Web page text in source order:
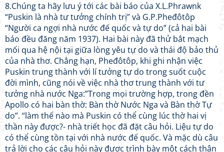
8.Chúng ta hãy lưu ý tới các bài báo của X.L.Phrawnk
“Puskin là nhà tư tưởng chính trị” và G.P.Pheđôtôp
“Người ca ngợi nhà nước đế quốc và tự do” (cả hai bài
báo đều đăng năm 1937). Hai bài này đã thử bắt mạch
mối qua hệ nội tại giữa lòng yêu tự do và thái độ bảo thủ
của nhà thơ. Chẳng hạn, Pheđôtôp, khi ghi nhận việc
Puskin trung thành với lí tưởng tự do trong suốt cuộc
đời mình, cũng nói về việc nhà thơ trung thành với tư
tưởng nhà nước Nga:”Trong mọi trường hợp, trong đền
Apollo có hai bàn thờ: Bàn thờ Nước Nga và Bàn thờ Tự
do”. “làm thế nào mà Puskin có thể cùng lúc thờ hai vị
thần này được?- nhà triết học đã đặt câu hỏi. Liệu tự do
có thể cùng tồn tại với nhà nước đế quốc. Và mặc dù câu
trả lời cho các câu hỏi này được trình bày một cách thận